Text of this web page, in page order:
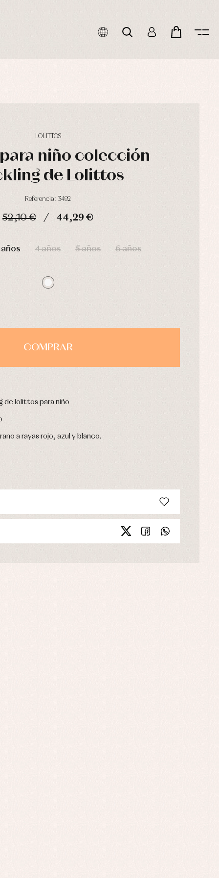
LOLITTOS
niño colección
de Lolittos
Referencia: 3492
52,10 € 44,29 €
años 4 años 5 años 6 años
COMPRAR
de lolittos para niño
a rayas rojo, azul y blanco.